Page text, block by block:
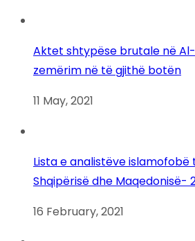
Aktet shtypëse brutale në
zemërim në të gjithë botën
11 May, 2021
Lista e analistëve islamofobë
Shqipërisë dhe Maqedonisë-
16 February, 2021